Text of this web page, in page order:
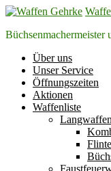
Zum
springen
Büchsenmachermeister
Über uns
Unser Service
Öffnungszeiten
Aktionen
Waffenliste
Langwaffen